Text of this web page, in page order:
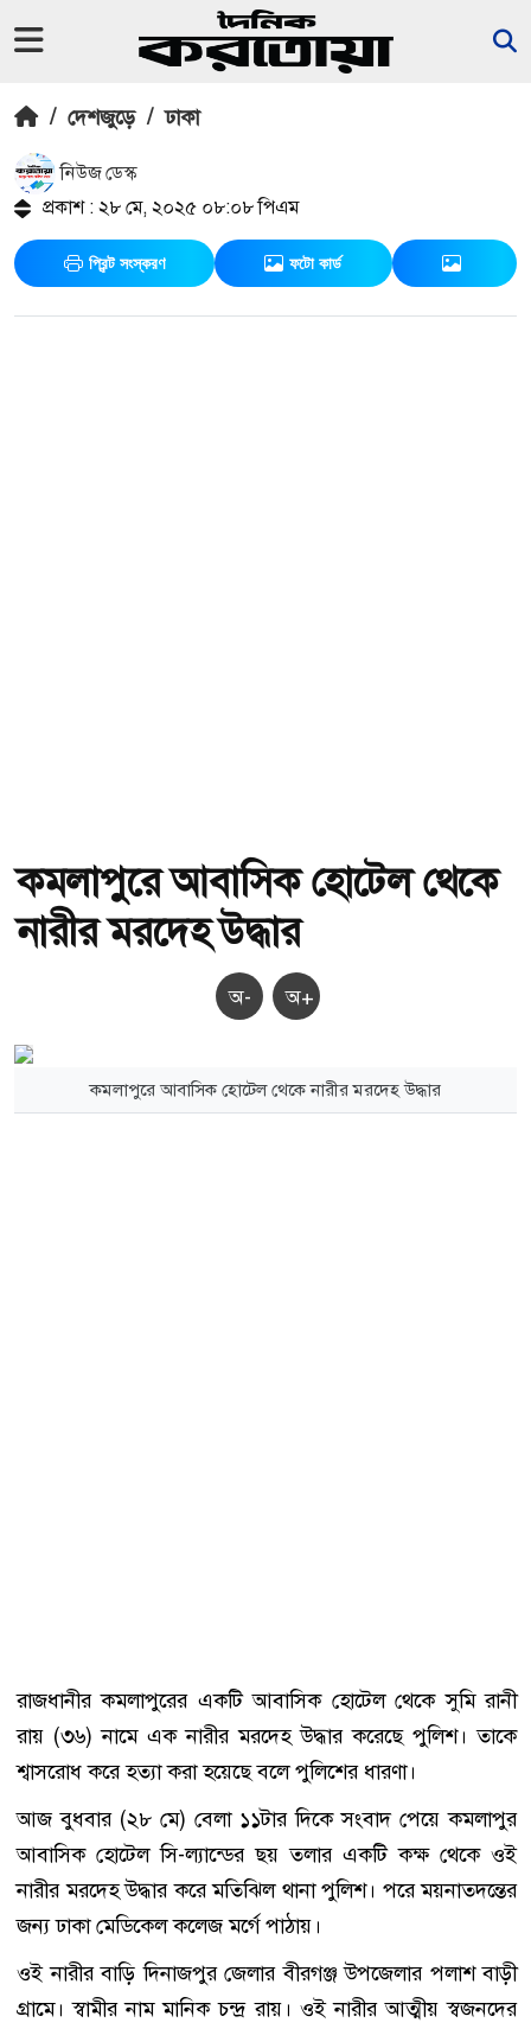
/ দেশজুড়ে / ঢাকা
নিউজ ডেস্ক
প্রকাশ : ২৮ মে, ২০২৫ ০৮:০৮ পিএম
প্রিন্ট সংস্করণ ফটো কার্ড
কমলাপুরে আবাসিক হোটেল থেকে
নারীর মরদেহ উদ্ধার
অ- অ+
কমলাপুরে আবাসিক হোটেল থেকে নারীর মরদেহ উদ্ধার
রাজধানীর কমলাপুরের একটি আবাসিক হোটেল থেকে সুমি রানী
রায় (৩৬) নামে এক নারীর মরদেহ উদ্ধার করেছে পুলিশ। তাকে
শ্বাসরোধ করে হত্যা করা হয়েছে বলে পুলিশের ধারণা।
আজ বুধবার (২৮ মে) বেলা ১১টার দিকে সংবাদ পেয়ে কমলাপুর
আবাসিক হোটেল সি-ল্যান্ডের ছয় তলার একটি কক্ষ থেকে ওই
নারীর মরদেহ উদ্ধার করে মতিঝিল থানা পুলিশ। পরে ময়নাতদন্তের
জন্য ঢাকা মেডিকেল কলেজ মর্গে পাঠায়।
ওই নারীর বাড়ি দিনাজপুর জেলার বীরগঞ্জ উপজেলার পলাশ বাড়ী
গ্রামে। স্বামীর নাম মানিক চন্দ্র রায়। ওই নারীর আত্মীয় স্বজনদের